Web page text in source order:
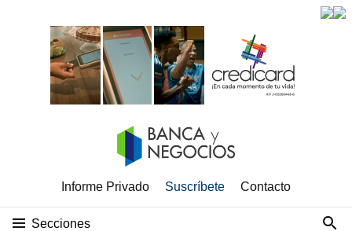
Informe Privado Suscríbete Contacto
Secciones